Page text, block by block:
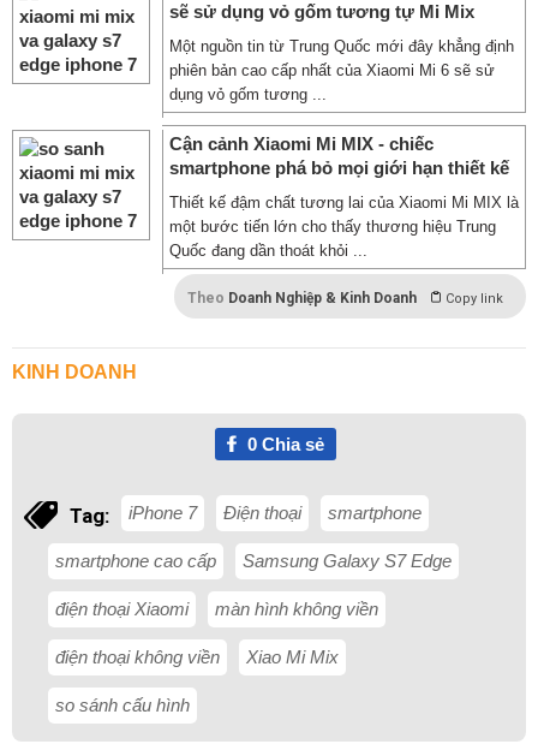
sẽ sử dụng vỏ gốm tương tự Mi Mix
Một nguồn tin từ Trung Quốc mới đây khẳng định
phiên bản cao cấp nhất của Xiaomi Mi 6 sẽ sử
dụng vỏ gốm tương ...
Cận cảnh Xiaomi Mi MIX - chiếc
smartphone phá bỏ mọi giới hạn thiết kế
Thiết kế đậm chất tương lai của Xiaomi Mi MIX là
một bước tiến lớn cho thấy thương hiệu Trung
Quốc đang dần thoát khỏi ...
Theo Doanh Nghiệp & Kinh Doanh Copy link
KINH DOANH
0Chia sẻ
Tag: iPhone 7 Điện thoại smartphone
smartphone cao cấp Samsung Galaxy S7 Edge
điện thoại Xiaomi màn hình không viền
điện thoại không viền Xiao Mi Mix
so sánh cấu hình